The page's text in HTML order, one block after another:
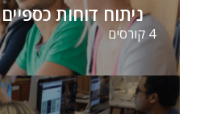
ניתוח דוחות כספיים
4 קורסים